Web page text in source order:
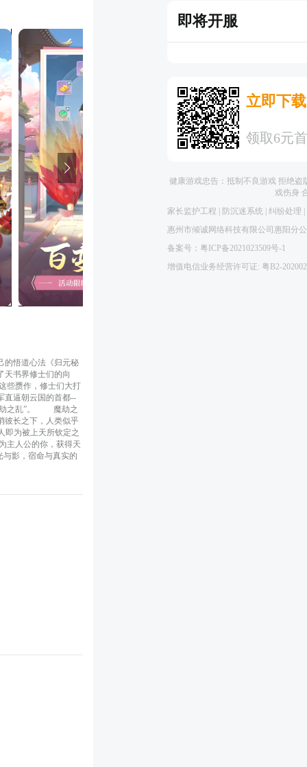
的悟道心法《归元秘
天书界修士们的向
些赝作，修士们大打
直逼朝云国的首都--
之乱”。 　　魔劫之
彼长之下，人类似乎
即为被上天所钦定之
主人公的你，获得天
与影，宿命与真实的
即将开服
立即下
领取6元
健康游戏忠告：抵制不良游戏 拒绝
戏伤身
家长监护工程
防沉迷系统 纠纷处理
惠州市倾诚网络科技有限公司惠阳分
备案号：粤ICP备2021023509号-1
增值电信业务经营许可证: 粤B2-